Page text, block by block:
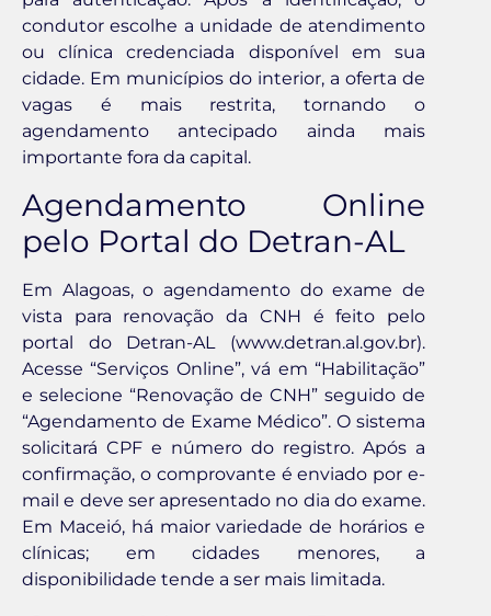
condutor escolhe a unidade de atendimento
ou clínica credenciada disponível em sua
cidade. Em municípios do interior, a oferta de
vagas é mais restrita, tornando o
agendamento antecipado ainda mais
importante fora da capital.
Agendamento Online
pelo Portal do Detran-AL
Em Alagoas, o agendamento do exame de
vista para renovação da CNH é feito pelo
portal do Detran-AL (www.detran.al.gov.br).
Acesse “Serviços Online”, vá em “Habilitação”
e selecione “Renovação de CNH” seguido de
“Agendamento de Exame Médico”. O sistema
solicitará CPF e número do registro. Após a
confirmação, o comprovante é enviado por e-
mail e deve ser apresentado no dia do exame.
Em Maceió, há maior variedade de horários e
clínicas; em cidades menores, a
disponibilidade tende a ser mais limitada.